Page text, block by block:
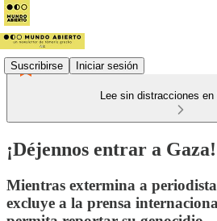
Suscribirse Iniciar sesión
Lee sin distracciones
¡Déjennos entrar a Gaza!
Mientras extermina a
excluye a la prensa